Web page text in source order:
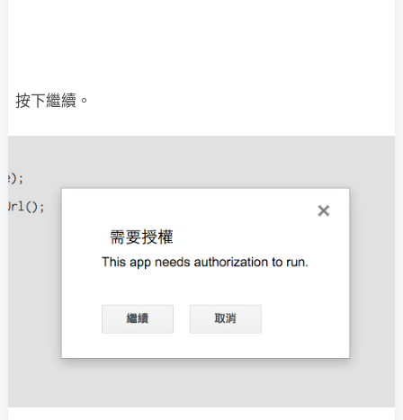
按下繼續。